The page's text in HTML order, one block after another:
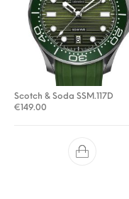
Scotch & Soda SSM.117D
€ 149.00